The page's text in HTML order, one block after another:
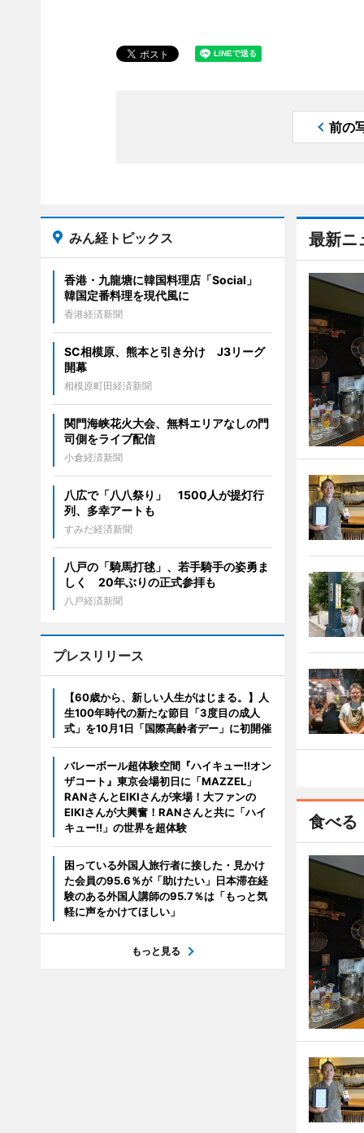
前の
最新ニ
食べる
みん経トピックス
香港・九龍塘に韓国料理店「Social」
韓国定番料理を現代風に
香港経済新聞
SC相模原、熊本と引き分け J3リーグ
開幕
相模原町田経済新聞
関門海峡花火大会、無料エリアなしの門
司側をライブ配信
小倉経済新聞
八広で「八八祭り」 1500人が提灯行
列、多幸アートも
すみだ経済新聞
八戸の「騎馬打毬」、若手騎手の姿勇ま
しく 20年ぶりの正式参拝も
八戸経済新聞
プレスリリース
【60歳から、新しい人生がはじまる。】人
生100年時代の新たな節目「3度目の成人
式」を10月1日「国際高齢者デー」に初開催
バレーボール超体験空間『ハイキュー!!オン
ザコート』東京会場初日に「MAZZEL」
RANさんとEIKIさんが来場！大ファンの
EIKIさんが大興奮！RANさんと共に「ハイ
キュー!!」の世界を超体験
困っている外国人旅行者に接した・見かけ
た会員の95.6％が「助けたい」日本滞在経
験のある外国人講師の95.7％は「もっと気
軽に声をかけてほしい」
もっと見る